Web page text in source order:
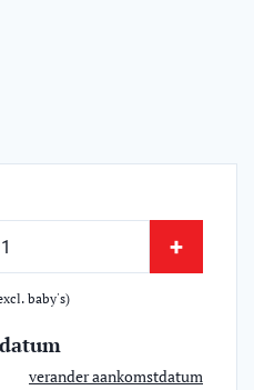
+
baby's)
verander aankomstdatum